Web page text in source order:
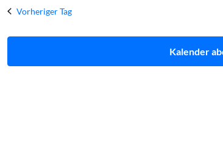
Vorheriger Tag
Kalender